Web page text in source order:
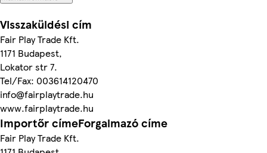
Visszaküldési cím
Fair Play Trade Kft.
1171 Budapest,
Lokator str 7.
Tel/Fax: 003614120470
info@fairplaytrade.hu
www.fairplaytrade.hu
Importőr címeForgalmazó címe
Fair Play Trade Kft.